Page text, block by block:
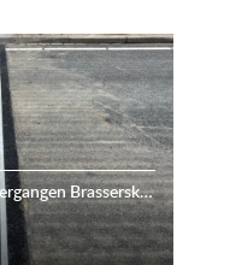
Onverankerde voegovergangen Brasserskade